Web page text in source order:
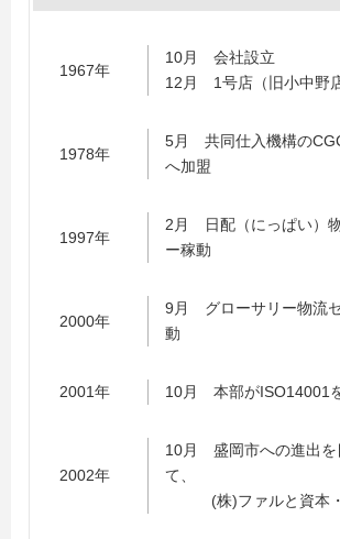
1967年
10月 会社設立
12月 1号店（旧小中野
1978年
5月 共同仕入機構の
へ加盟
1997年
2月 日配（にっぱい）
ー稼動
2000年
9月 グローサリー物流
動
2001年 10月 本部がISO14001
2002年
10月 盛岡市への進出を
て、
(株)ファルと資本・